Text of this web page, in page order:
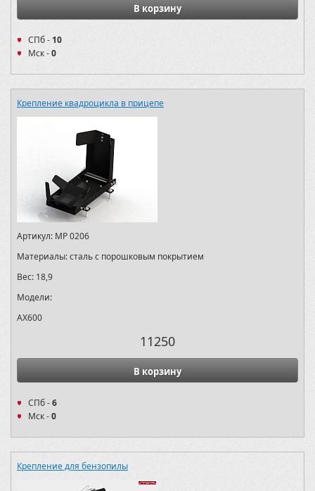
В корзину
СПб -10
Мск -0
Крепление квадроцикла в прицепе
Артикул: MP 0206
Материалы:сталь с порошковым покрытием
Вес: 18,9
Модели:
AX600
11250
В корзину
СПб -6
Мск -0
Крепление для бензопилы